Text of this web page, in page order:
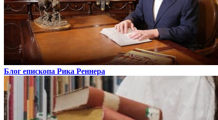
Блог епископа Рика Реннера